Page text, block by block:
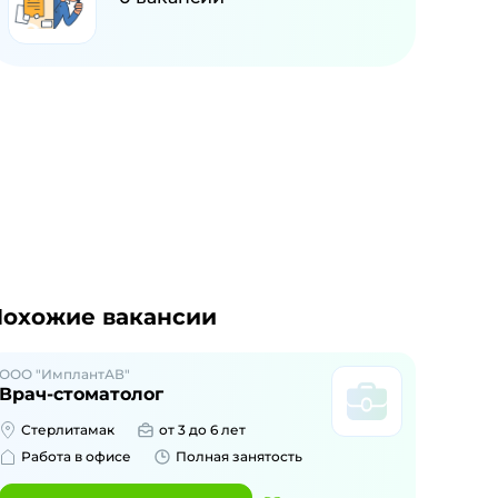
вакансии
ООО "ИмплантАВ"
Врач-стоматолог
Стерлитамак
от 3 до 6 лет
Работа в офисе
Полная занятость